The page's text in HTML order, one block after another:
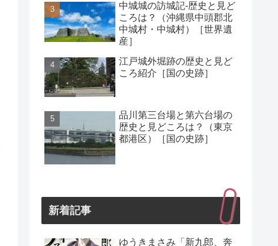
中城城の訪城記-歴史と見ど
ころは？（沖縄県中頭郡北
中城村・中城村）［世界遺
産］
江戸城外堀跡の歴史と見ど
ころ紹介［国の史跡］
品川第三台場と第六台場の
歴史と見どころは？（東京
都港区）［国の史跡］
新着記事
ゆうきまさみ「新九郎、奔